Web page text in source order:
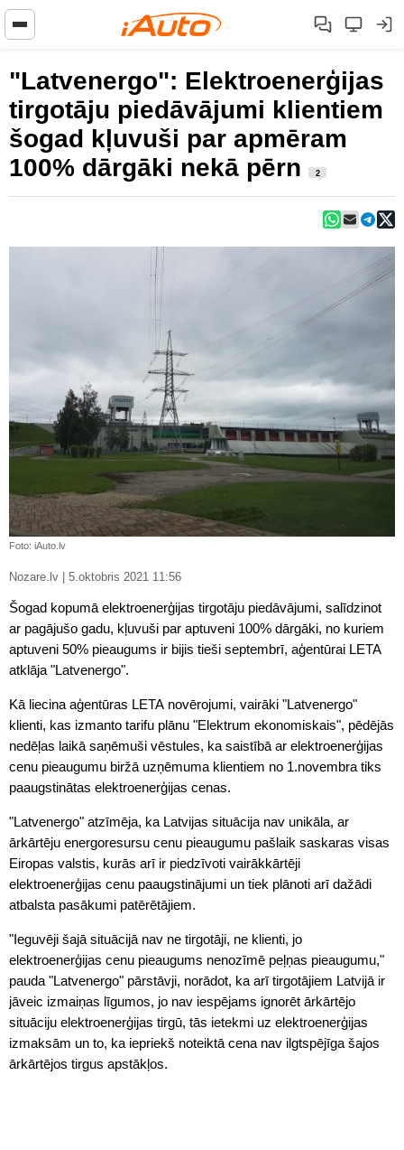
"Latvenergo": Elektroenerģijas
tirgotāju piedāvājumi klientiem
šogad kļuvuši par apmēram
100% dārgāki nekā pērn
2
Foto: iAuto.lv
Nozare.lv | 5.oktobris 2021 11:56
Šogad kopumā elektroenerģijas tirgotāju piedāvājumi, salīdzinot
ar pagājušo gadu, kļuvuši par aptuveni 100% dārgāki, no kuriem
aptuveni 50% pieaugums ir bijis tieši septembrī, aģentūrai LETA
atklāja "Latvenergo".
Kā liecina aģentūras LETA novērojumi, vairāki "Latvenergo"
klienti, kas izmanto tarifu plānu "Elektrum ekonomiskais", pēdējās
nedēļas laikā saņēmuši vēstules, ka saistībā ar elektroenerģijas
cenu pieaugumu biržā uzņēmuma klientiem no 1.novembra tiks
paaugstinātas elektroenerģijas cenas.
"Latvenergo" atzīmēja, ka Latvijas situācija nav unikāla, ar
ārkārtēju energoresursu cenu pieaugumu pašlaik saskaras visas
Eiropas valstis, kurās arī ir piedzīvoti vairākkārtēji
elektroenerģijas cenu paaugstinājumi un tiek plānoti arī dažādi
atbalsta pasākumi patērētājiem.
"Ieguvēji šajā situācijā nav ne tirgotāji, ne klienti, jo
elektroenerģijas cenu pieaugums nenozīmē peļņas pieaugumu,"
pauda "Latvenergo" pārstāvji, norādot, ka arī tirgotājiem Latvijā ir
jāveic izmaiņas līgumos, jo nav iespējams ignorēt ārkārtējo
situāciju elektroenerģijas tirgū, tās ietekmi uz elektroenerģijas
izmaksām un to, ka iepriekš noteiktā cena nav ilgtspējīga šajos
ārkārtējos tirgus apstākļos.